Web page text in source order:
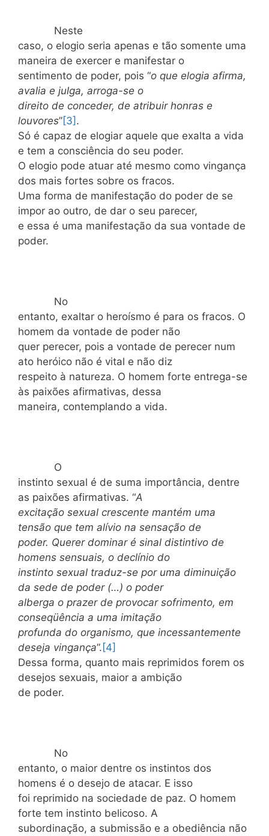
Neste
caso, o elogio seria apenas e tão somente uma
maneira de exercer e manifestar o
sentimento de poder, pois “o que elogia afirma,
avalia e julga, arroga-se o
direito de conceder, de atribuir honras e
louvores”[3] .
Só é capaz de elogiar aquele que exalta a vida
e tem a consciência do seu poder.
O elogio pode atuar até mesmo como vingança
dos mais fortes sobre os fracos.
Uma forma de manifestação do poder de se
impor ao outro, de dar o seu parecer,
e essa é uma manifestação da sua vontade de
poder.
No
entanto, exaltar o heroísmo é para os fracos. O
homem da vontade de poder não
quer perecer, pois a vontade de perecer num
ato heróico não é vital e não diz
respeito à natureza. O homem forte entrega-se
às paixões afirmativas, dessa
maneira, contemplando a vida.
O
instinto sexual é de suma importância, dentre
as paixões afirmativas. “A
excitação sexual crescente mantém uma
tensão que tem alívio na sensação de
poder. Querer dominar é sinal distintivo de
homens sensuais, o declínio do
instinto sexual traduz-se por uma diminuição
da sede de poder (…) o poder
alberga o prazer de provocar sofrimento, em
conseqüência a uma imitação
profunda do organismo, que incessantemente
deseja vingança”. [4]
Dessa forma, quanto mais reprimidos forem os
desejos sexuais, maior a ambição
de poder.
No
entanto, o maior dentre os instintos dos
homens é o desejo de atacar. E isso
foi reprimido na sociedade de paz. O homem
forte tem instinto belicoso. A
subordinação, a submissão e a obediência não